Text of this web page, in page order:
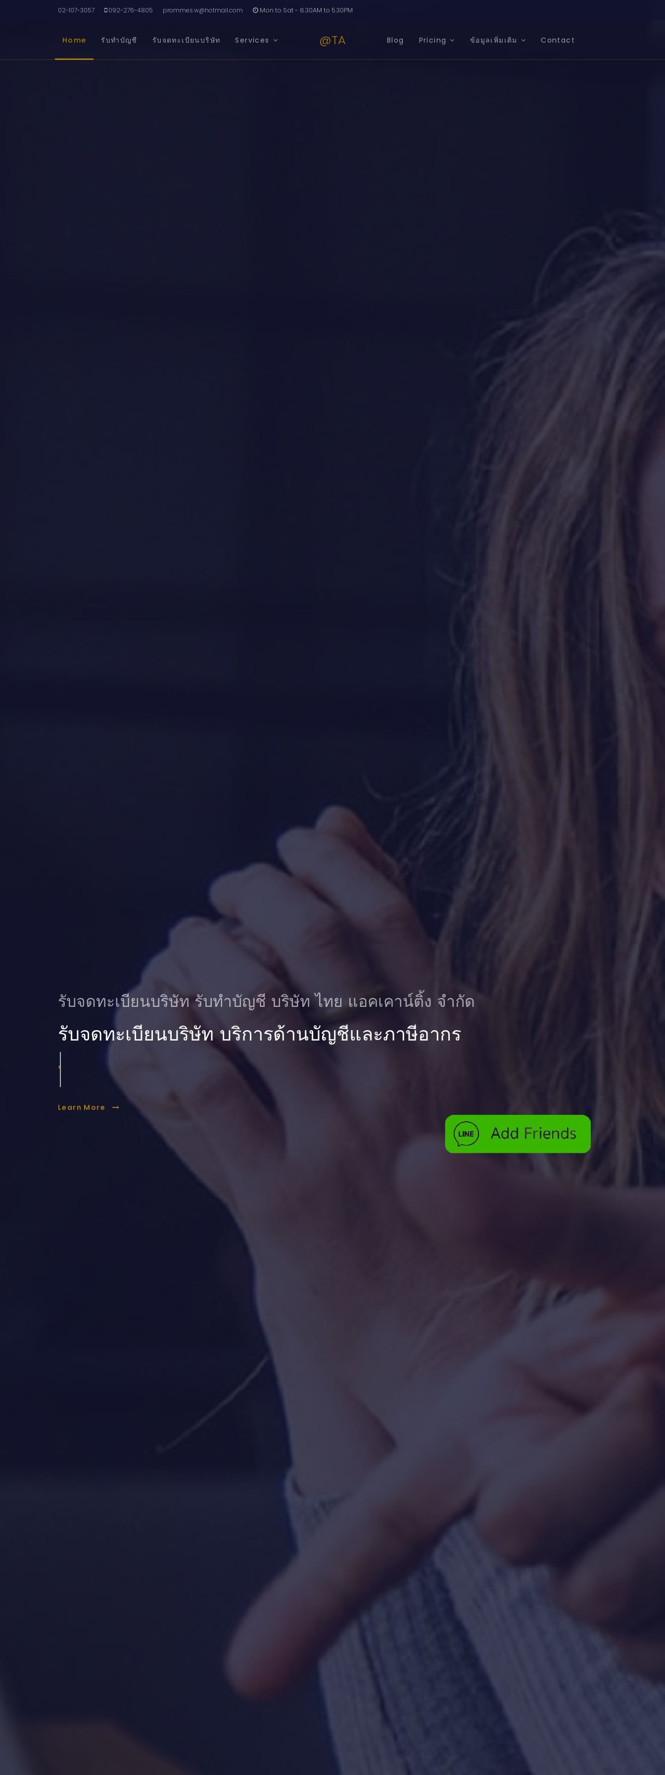
02-107-3057 092-276-4805 prommes.w@hotmail.com Mon to Sat - 8.30AM to 5.30PM
Home รับทำบัญชี รับจดทะเบียนบริษัท Services @TA Blog Pricing ข้อมูลเพิ่มเติม Contact
รับจดทะเบียนบริษัท รับทําบัญชี บริษัท ไทย แอคเคาน์ติ้ง จำกัด
รับจดทะเบียนบริษัท บริการด้านบัญชีและภาษีอากร
บริการ ตรวจสอบบัญชี
Learn More